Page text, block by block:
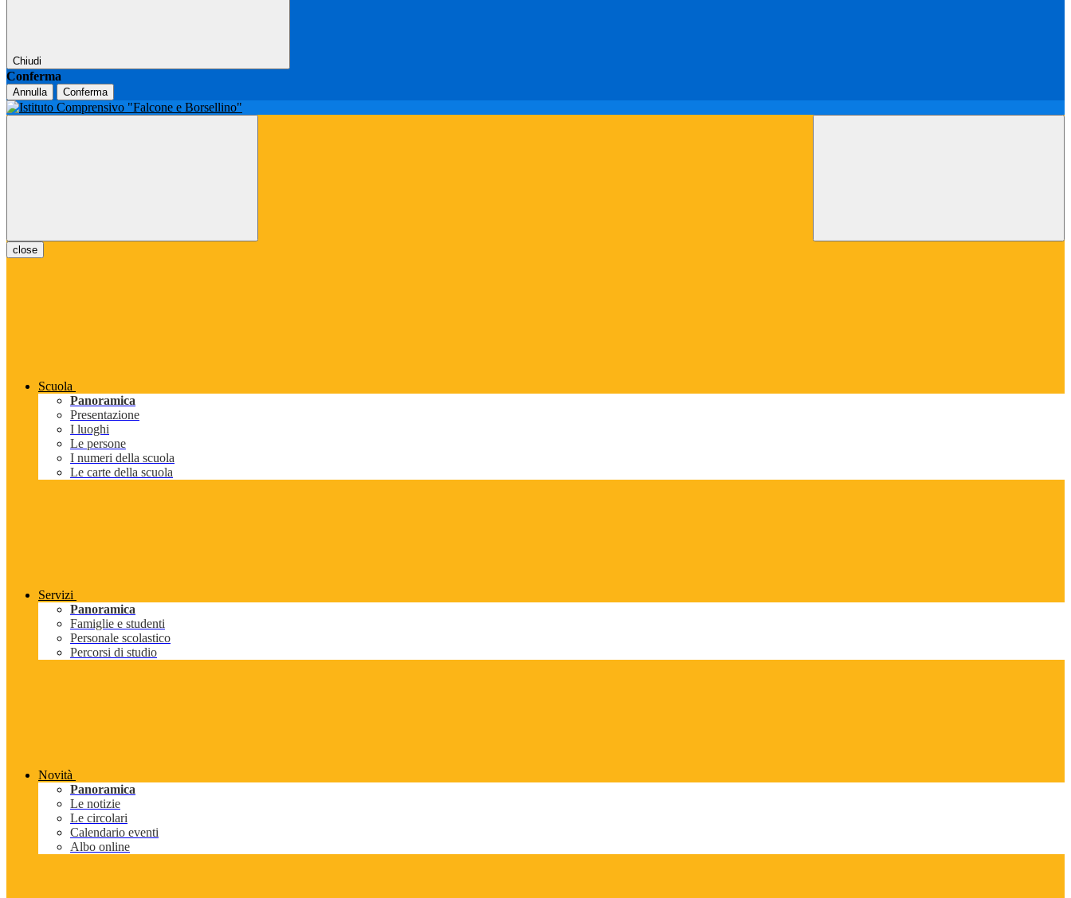
Chiudi
Conferma
Annulla Conferma
close
Scuola
Panoramica
Presentazione
I luoghi
Le persone
I numeri della scuola
Le carte della scuola
Servizi
Panoramica
Famiglie e studenti
Personale scolastico
Percorsi di studio
Novità
Panoramica
Le notizie
Le circolari
Calendario eventi
Albo online